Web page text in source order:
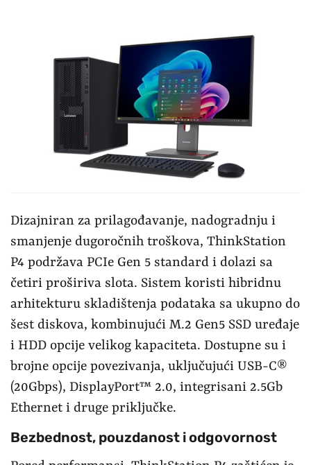
Dizajniran za prilagođavanje, nadogradnju i
smanjenje dugoročnih troškova, ThinkStation
P4 podržava PCIe Gen 5 standard i dolazi sa
četiri proširiva slota. Sistem koristi hibridnu
arhitekturu skladištenja podataka sa ukupno do
šest diskova, kombinujući M.2 Gen5 SSD uređaje
i HDD opcije velikog kapaciteta. Dostupne su i
brojne opcije povezivanja, uključujući USB-C®
(20Gbps), DisplayPort™ 2.0, integrisani 2.5Gb
Ethernet i druge priključke.
Bezbednost, pouzdanost i odgovornost